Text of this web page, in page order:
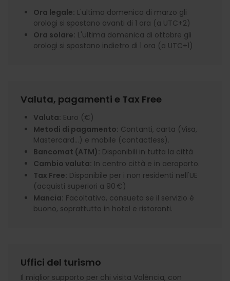
Ora legale: L'ultima domenica di marzo gli
orologi si spostano avanti di 1 ora (a UTC+2)
Ora solare: L'ultima domenica di ottobre gli
orologi si spostano indietro di 1 ora (a UTC+1)
Valuta, pagamenti e Tax Free
Valuta: Euro (€)
Metodi di pagamento: Contanti, carta (Visa,
Mastercard...) e mobile (contactless).
Bancomat (ATM): Disponibili in tutta la città
Cambio valuta: In centro città e in aeroporto.
Tax Free: Disponibile per i non residenti nell'UE
(acquisti superiori a 90 €)
Mancia: Facoltativa, consueta se il servizio è
buono, soprattutto in hotel e ristoranti.
Uffici del turismo
Il miglior supporto per chi visita València, con